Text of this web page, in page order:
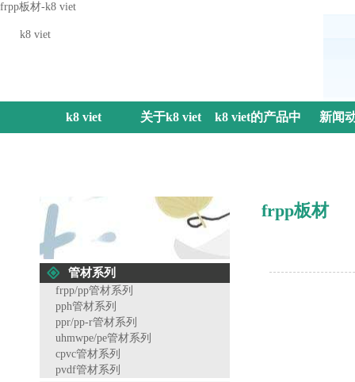
frpp板材-k8 viet
k8 viet
k8 viet 关于k8 viet k8 viet的产品中 新闻
管材系列
frpp/pp管材系列
pph管材系列
ppr/pp-r管材系列
uhmwpe/pe管材系列
cpvc管材系列
pvdf管材系列
frpp板材